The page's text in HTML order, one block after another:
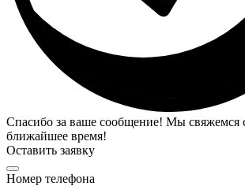
Спасибо за ваше сообщение! Мы свяжемся
ближайшее время!
Оставить заявку
Номер телефона